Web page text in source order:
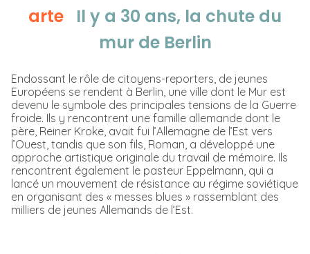
arte
Il y a 30 ans, la chute du
mur de Berlin
Endossant le rôle de citoyens-reporters, de jeunes
Européens se rendent à Berlin, une ville dont le Mur est
devenu le symbole des principales tensions de la Guerre
froide. Ils y rencontrent une famille allemande dont le
père, Reiner Kroke, avait fui l’Allemagne de l’Est vers
l’Ouest, tandis que son fils, Roman, a développé une
approche artistique originale du travail de mémoire. Ils
rencontrent également le pasteur Eppelmann, qui a
lancé un mouvement de résistance au régime soviétique
en organisant des « messes blues » rassemblant des
milliers de jeunes Allemands de l’Est.